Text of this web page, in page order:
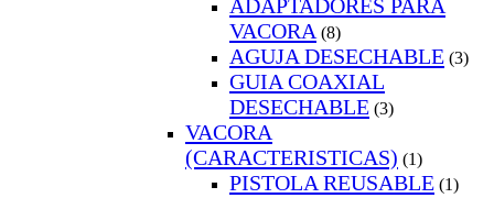
ADAPTADORES PARA
VACORA (8)
AGUJA DESECHABLE (3)
GUIA COAXIAL
DESECHABLE (3)
VACORA
(CARACTERISTICAS) (1)
PISTOLA REUSABLE (1)